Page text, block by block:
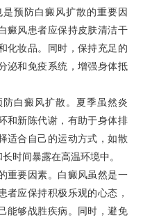
预防白癜风扩散的重要因
癜风患者应保持皮肤清洁干
化妆品。同时，保持充足的
泌和免疫系统，增强身体抵
白癜风扩散。夏季虽然炎
和新陈代谢，有助于身体排
适合自己的运动方式，如散
时间暴露在高温环境中。
要因素。白癜风虽然是一
者应保持积极乐观的心态，
能够战胜疾病。同时，避免